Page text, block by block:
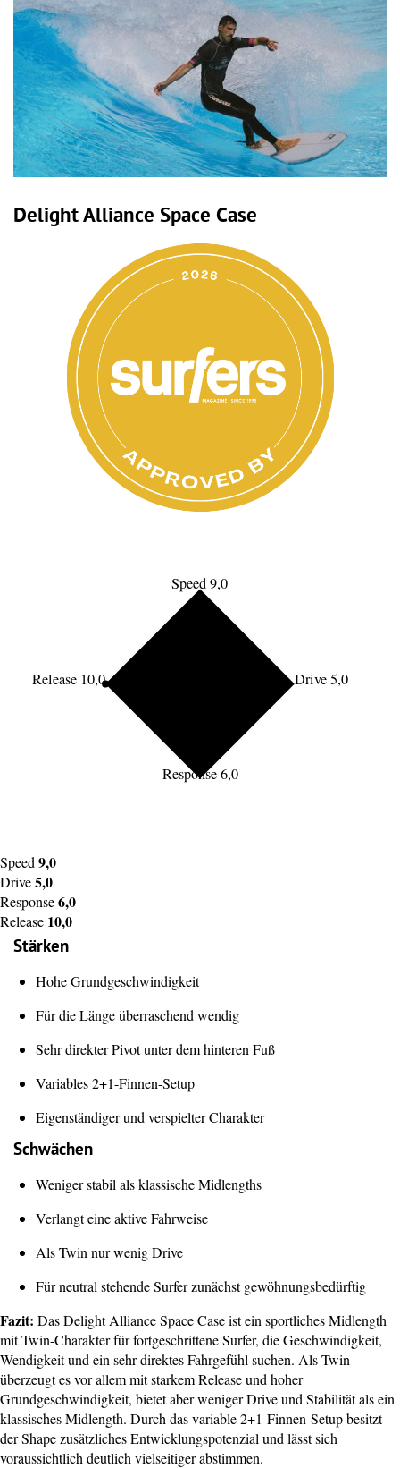
Delight Alliance Space Case
Speed 9,0
Drive 5,0
Response 6,0
Release 10,0
Speed 9,0
Drive5,0
Response6,0
Release 10,0
Stärken
Hohe Grundgeschwindigkeit
Für die Länge überraschend wendig
Sehr direkter Pivot unter dem hinteren Fuß
Variables 2+1-Finnen-Setup
Eigenständiger und verspielter Charakter
Schwächen
Weniger stabil als klassische Midlengths
Verlangt eine aktive Fahrweise
Als Twin nur wenig Drive
Für neutral stehende Surfer zunächst gewöhnungsbedürftig
Fazit: Das Delight Alliance Space Case ist ein sportliches Midlength
mit Twin-Charakter für fortgeschrittene Surfer, die Geschwindigkeit,
Wendigkeit und ein sehr direktes Fahrgefühl suchen. Als Twin
überzeugt es vor allem mit starkem Release und hoher
Grundgeschwindigkeit, bietet aber weniger Drive und Stabilität als ein
klassisches Midlength. Durch das variable 2+1-Finnen-Setup besitzt
der Shape zusätzliches Entwicklungspotenzial und lässt sich
voraussichtlich deutlich vielseitiger abstimmen.